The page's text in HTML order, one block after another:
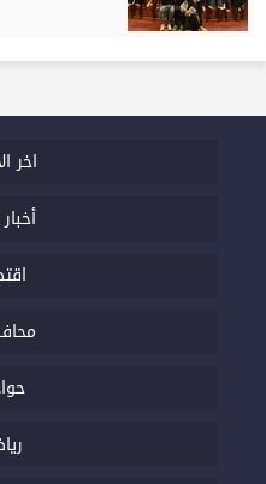
اخر